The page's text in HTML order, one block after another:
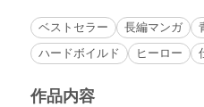
ベストセラー 長編マンガ
ハードボイルド
ヒーロー
作品内容